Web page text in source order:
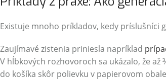
Existuje mnoho príkladov, kedy príslušníci
Zaujímavé zistenia priniesla napríklad
V hĺbkových rozhovoroch sa ukázalo, že
do košíka skôr polievku v papierovom